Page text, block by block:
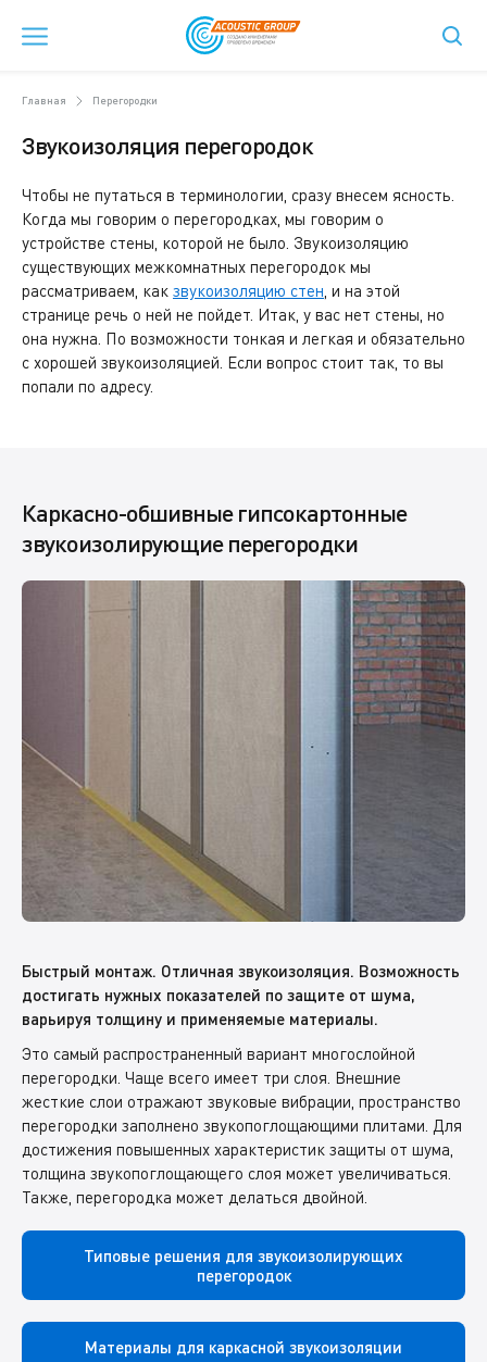
Главная Перегородки
Звукоизоляция перегородок
Чтобы не путаться в терминологии, сразу внесем ясность.
Когда мы говорим о перегородках, мы говорим о
устройстве стены, которой не было. Звукоизоляцию
существующих межкомнатных перегородок мы
рассматриваем, как звукоизоляцию стен , и на этой
странице речь о ней не пойдет. Итак, у вас нет стены, но
она нужна. По возможности тонкая и легкая и обязательно
с хорошей звукоизоляцией. Если вопрос стоит так, то вы
попали по адресу.
Каркасно-обшивные гипсокартонные
звукоизолирующие перегородки
Быстрый монтаж. Отличная звукоизоляция. Возможность
достигать нужных показателей по защите от шума,
варьируя толщину и применяемые материалы.
Это самый распространенный вариант многослойной
перегородки. Чаще всего имеет три слоя. Внешние
жесткие слои отражают звуковые вибрации, пространство
перегородки заполнено звукопоглощающими плитами. Для
достижения повышенных характеристик защиты от шума,
толщина звукопоглощающего слоя может увеличиваться.
Также, перегородка может делаться двойной.
Типовые решения для звукоизолирующих
перегородок
Материалы для каркасной звукоизоляции